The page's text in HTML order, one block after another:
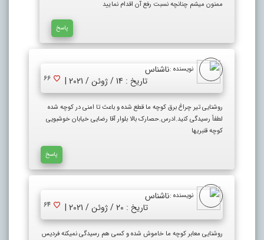
ممنون میشم چنانچه نسبت رفع آن اقدام نمایید
پاسخ
نویسنده :ناشناس
تاریخ : 14 / ژوئن / 2021 |
66
روشنایی تیر چراغ برق کوچه ما قطع شده و باعث تا امنی در کوچه شده
لطفاً رسیدگی کنید.ادرس.حصارک بالا بلوار آقا رضایی خیابان خوشبویی
کوچه قنبریها
پاسخ
نویسنده :ناشناس
تاریخ : 20 / ژوئن / 2021 |
64
روشنایی معابر کوچه ما خاموش شده و کسی هم رسیدگی نمیکنه فردیس